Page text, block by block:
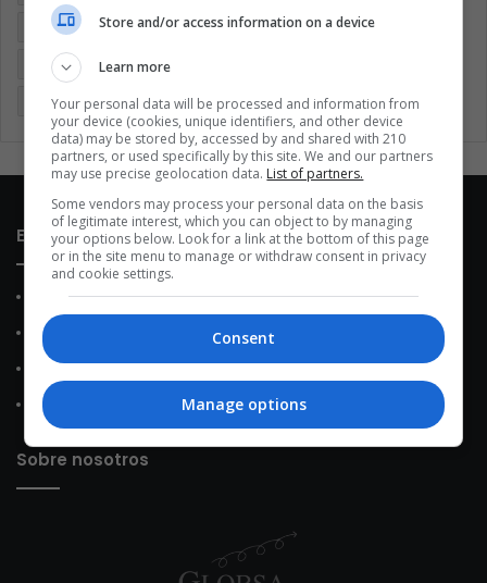
Coronavirus Covid 19 Cuarentena Deportes
Economía Entretenimiento
Memes (ES) Mundo México Música Politica
Enlaces de interés
Sobre Nosotros
Contacto
Política de Privacidad
Política de Cookies
Sobre nosotros
Store and/or access information on a device
Learn more
Your personal data will be processed and information from
your device (cookies, unique identifiers, and other device
data) may be stored by, accessed by and shared with 210
partners, or used specifically by this site. We and our partners
may use precise geolocation data. List of partners.
Some vendors may process your personal data on the basis
of legitimate interest, which you can object to by managing
your options below. Look for a link at the bottom of this page
or in the site menu to manage or withdraw consent in privacy
and cookie settings.
Consent
Manage options